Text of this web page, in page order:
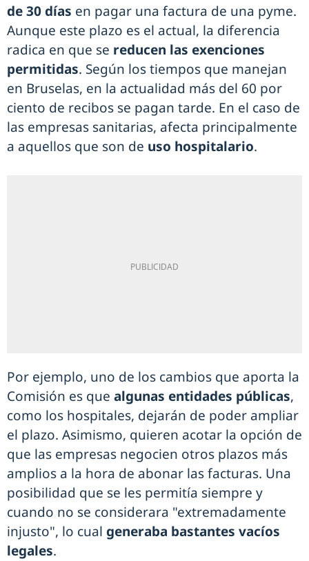
de 30 días en pagar una factura de una pyme.
Aunque este plazo es el actual, la diferencia
radica en que se reducen las exenciones
permitidas. Según los tiempos que manejan
en Bruselas, en la actualidad más del 60 por
ciento de recibos se pagan tarde. En el caso de
las empresas sanitarias, afecta principalmente
a aquellos que son de uso hospitalario.
Por ejemplo, uno de los cambios que aporta la
Comisión es que algunas entidades públicas,
como los hospitales, dejarán de poder ampliar
el plazo. Asimismo, quieren acotar la opción de
que las empresas negocien otros plazos más
amplios a la hora de abonar las facturas. Una
posibilidad que se les permitía siempre y
cuando no se considerara "extremadamente
injusto", lo cual generaba bastantes vacíos
legales.